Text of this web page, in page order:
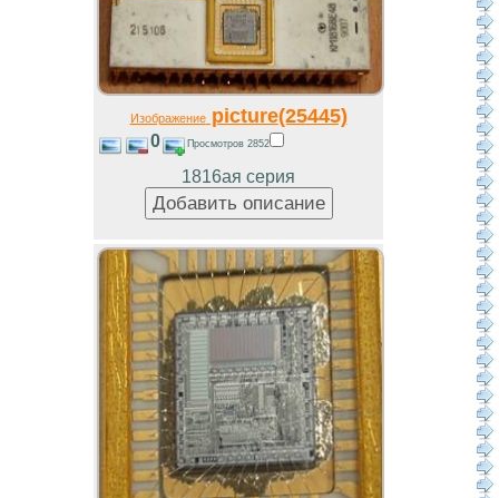
Изображениеpicture(25445)
0 Просмотров 2852
1816ая серия